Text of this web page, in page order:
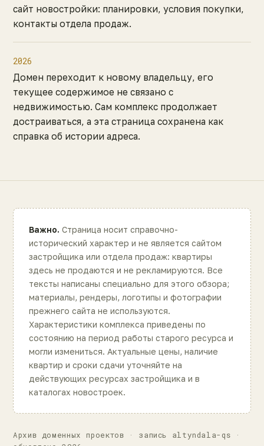
сайт новостройки: планировки, условия покупки,
контакты отдела продаж.
2026
Домен переходит к новому владельцу, его
текущее содержимое не связано с
недвижимостью. Сам комплекс продолжает
достраиваться, а эта страница сохранена как
справка об истории адреса.
Важно. Страница носит справочно-
исторический характер и не является сайтом
застройщика или отдела продаж: квартиры
здесь не продаются и не рекламируются. Все
тексты написаны специально для этого обзора;
материалы, рендеры, логотипы и фотографии
прежнего сайта не используются.
Характеристики комплекса приведены по
состоянию на период работы старого ресурса и
могли измениться. Актуальные цены, наличие
квартир и сроки сдачи уточняйте на
действующих ресурсах застройщика и в
каталогах новостроек.
Архив доменных проектов · запись altyndala-qs ·